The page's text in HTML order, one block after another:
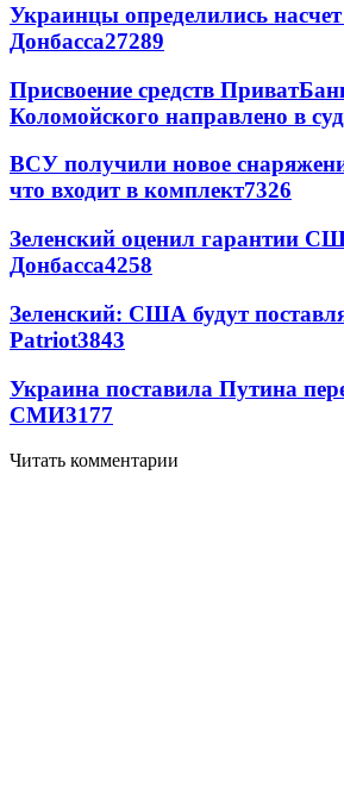
Украинцы определились
Донбасса27289
Присвоение средств
Коломойского направлено в суд
ВСУ получили новое
что входит в комплект7326
Зеленский оценил гарантии
Донбасса4258
Зеленский: США будут
Patriot3843
Украина поставила Путина
СМИ3177
Читать комментарии